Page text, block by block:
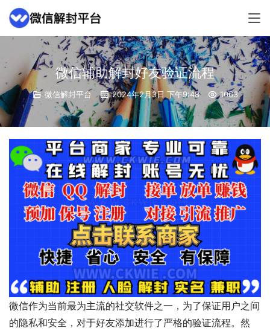
微信辅助解封好友验证流程
微信解封平台 2024年2月3日 下午9:48 1063
微信作为当前最为主流的社交软件之一，为了保证用户之间
的隐私和安全，对于好友添加进行了严格的验证流程。然